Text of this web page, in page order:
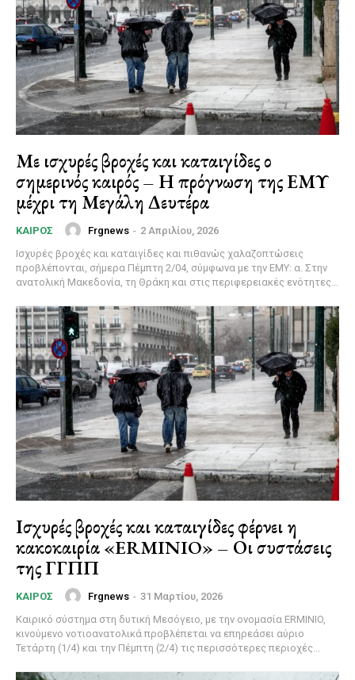
Με ισχυρές βροχές και καταιγίδες ο
σημερινός καιρός – Η πρόγνωση της ΕΜΥ
μέχρι τη Μεγάλη Δευτέρα
ΚΑΙΡΌΣ Frgnews - 2 Απριλίου, 2026
Ισχυρές βροχές και καταιγίδες και πιθανώς χαλαζοπτώσεις
προβλέπονται, σήμερα Πέμπτη 2/04, σύμφωνα με την ΕΜΥ: α. Στην
ανατολική Μακεδονία, τη Θράκη και στις περιφερειακές ενότητες...
Ισχυρές βροχές και καταιγίδες φέρνει η
κακοκαιρία «ERMINIO» – Οι συστάσεις
της ΓΓΠΠ
ΚΑΙΡΌΣ Frgnews - 31 Μαρτίου, 2026
Καιρικό σύστημα στη δυτική Μεσόγειο, με την ονομασία ERMINIO,
κινούμενο νοτιοανατολικά προβλέπεται να επηρεάσει αύριο
Τετάρτη (1/4) και την Πέμπτη (2/4) τις περισσότερες περιοχές...